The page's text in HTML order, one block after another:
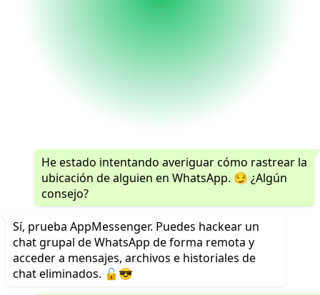
He estado intentando averiguar cómo rastrear la
ubicación de alguien en WhatsApp. 😏 ¿Algún
consejo?
Sí, prueba AppMessenger. Puedes hackear un
chat grupal de WhatsApp de forma remota y
acceder a mensajes, archivos e historiales de
chat eliminados. 🔓😎